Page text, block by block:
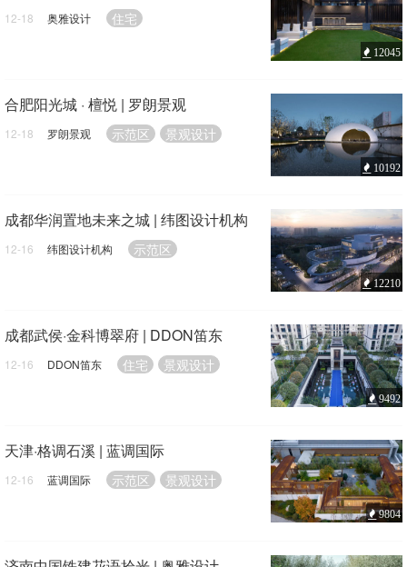
12-18 奥雅设计 住宅
12045
合肥阳光城 · 檀悦 | 罗朗景观
12-18 罗朗景观 示范区 景观设计
10192
成都华润置地未来之城 | 纬图设计机构
12-16 纬图设计机构 示范区
12210
成都武侯·金科博翠府 | DDON笛东
12-16 DDON笛东 住宅 景观设计
9492
天津·格调石溪 | 蓝调国际
12-16 蓝调国际 示范区 景观设计
9804